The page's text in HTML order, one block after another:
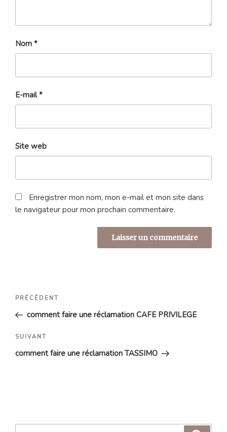
Nom *
E-mail*
Site web
Enregistrer mon nom, mon e-mail et mon site dans
le navigateur pour mon prochain commentaire.
Navigation
l’article
Article
précédent
PRÉCÉDENT
comment faire une réclamation CAFE PRIVILEGE
Article
suivant
SUIVANT
comment faire une réclamation TASSIMO